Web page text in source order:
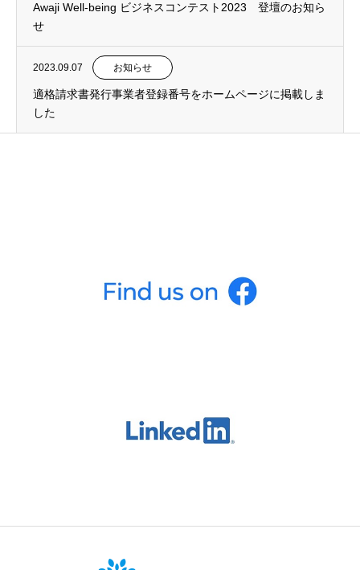
Awaji Well-being ビジネスコンテスト2023 登壇のお知ら
せ
2023.09.07 お知らせ
適格請求書発行事業者登録番号をホームページに掲載しま
した